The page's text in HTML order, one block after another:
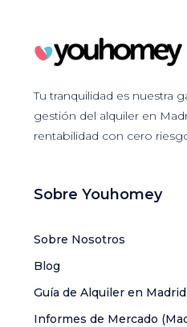
Tu tranquilidad es nuestra
gestión del alquiler en
rentabilidad con cero
Sobre Youhomey
Sobre Nosotros
Blog
Guía de Alquiler en Madrid
Informes de Mercado